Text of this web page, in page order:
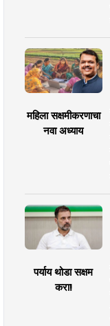
महिला सक्षमीकरणाचा
नवा अध्याय
पर्याय थोडा सक्षम
करा!